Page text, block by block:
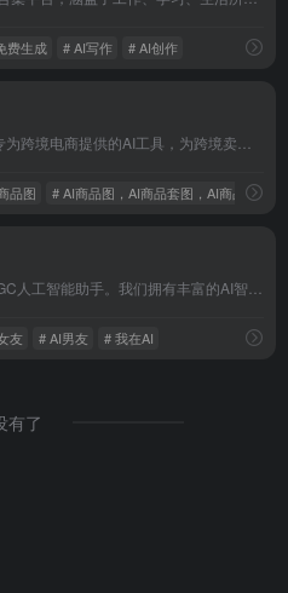
费生成 # AI写作 # AI创作
品图 # AI商品图，AI商品套图，AI商品图设
友 # AI男友 # 我在AI
有了